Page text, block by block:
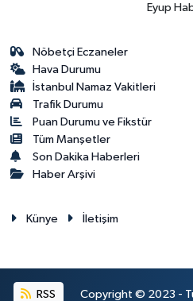
Eyup
Nöbetçi Eczaneler
Hava Durumu
İstanbul Namaz Vakitleri
Trafik Durumu
Puan Durumu ve Fikstür
Tüm Manşetler
Son Dakika Haberleri
Haber Arşivi
Künye İletişim
RSS Copyright © 2023 -